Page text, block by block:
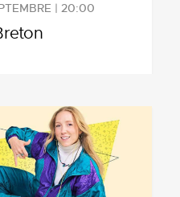
| 20:00